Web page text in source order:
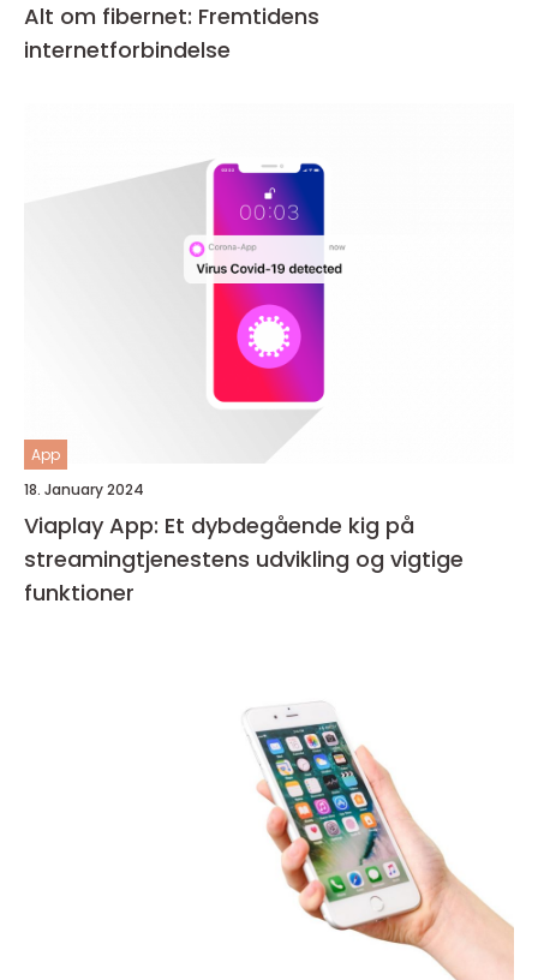
Alt om fibernet: Fremtidens
internetforbindelse
App
18. January 2024
Viaplay App: Et dybdegående kig på
streamingtjenestens udvikling og vigtige
funktioner